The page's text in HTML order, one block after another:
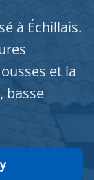
à Échillais.
et la
basse